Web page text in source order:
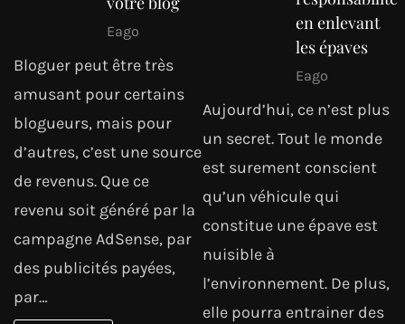
Eago
Bloguer peut être très
amusant pour certains
blogueurs, mais pour
d’autres, c’est une source
de revenus. Que ce
revenu soit généré par la
campagne AdSense, par
des publicités payées,
par…
en enlevant
les épaves
Eago
Aujourd’hui, ce n’est plus
un secret. Tout le monde
est surement conscient
qu’un véhicule qui
constitue une épave est
nuisible à
l’environnement. De plus,
elle pourra entrainer des